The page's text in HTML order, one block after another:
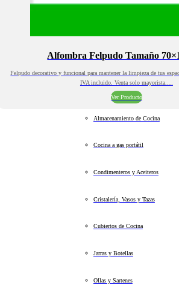
Alfombra Felpudo Tamaño
Felpudo decorativo y funcional para mantener la limpieza de tus
IVA incluido. Venta solo mayorista.…
Ver Producto
Almacenamiento de Cocina
Cocina a gas portátil
Condimenteros y Aceiteros
Cristalería, Vasos y Tazas
Cubiertos de Cocina
Jarras y Botellas
Ollas y Sartenes